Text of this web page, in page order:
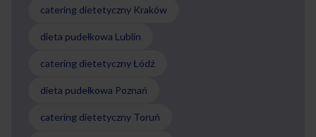
catering dietetyczny Kraków
dieta pudełkowa Lublin
catering dietetyczny Łódź
dieta pudełkowa Poznań
catering dietetyczny Toruń